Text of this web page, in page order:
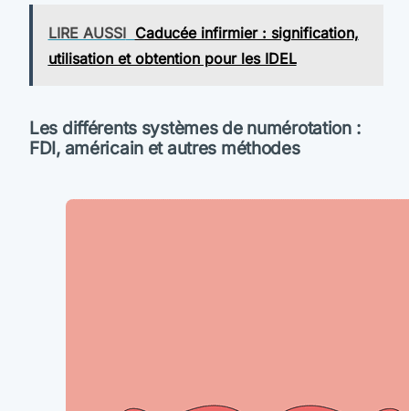
LIRE AUSSI Caducée infirmier : signification,
utilisation et obtention pour les IDEL
Les différents systèmes de numérotation :
FDI, américain et autres méthodes